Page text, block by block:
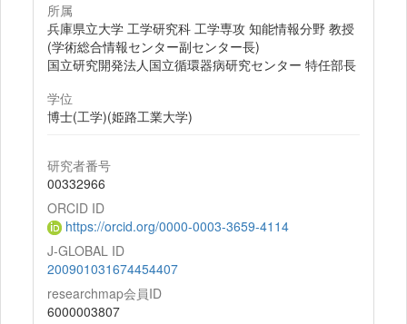
所属
兵庫県立大学 工学研究科 工学専攻 知能情報分野 教授
(学術総合情報センター副センター長)
国立研究開発法人国立循環器病研究センター 特任部長
学位
博士(工学)(姫路工業大学)
研究者番号
00332966
ORCID ID
https://orcid.org/0000-0003-3659-4114
J-GLOBAL ID
200901031674454407
researchmap会員ID
6000003807